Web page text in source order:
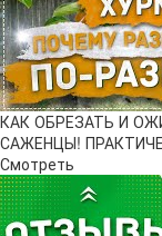
КАК ОБРЕЗАТЬ И
САЖЕНЦЫ!
Смотреть